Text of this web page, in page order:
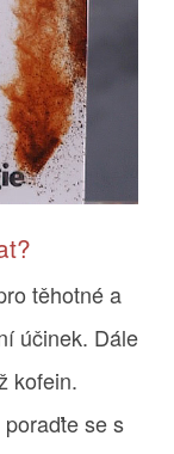
těhotné a
účinek. Dále
kofein.
se s